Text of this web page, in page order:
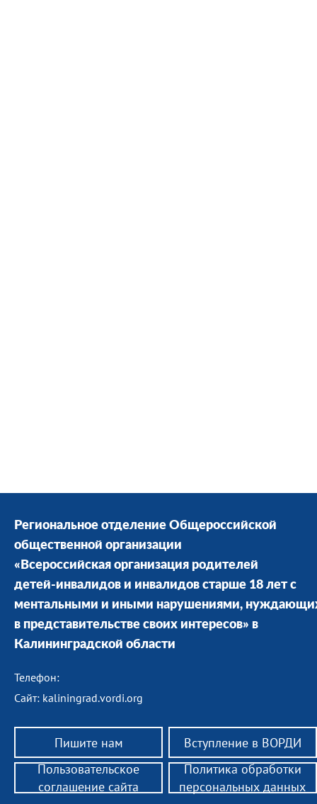
Региональное отделение Общероссийской
общественной организации
«Всероссийская организация родителей
детей-инвалидов и инвалидов старше 18 лет с
ментальными и иными нарушениями,
в представительстве своих интересов» в
Калининградской области
Телефон:
Сайт: kaliningrad.vordi.org
Пишите нам Вступление в ВОРДИ
Пользовательское
соглашение сайта
Политика обработки
персональных данных